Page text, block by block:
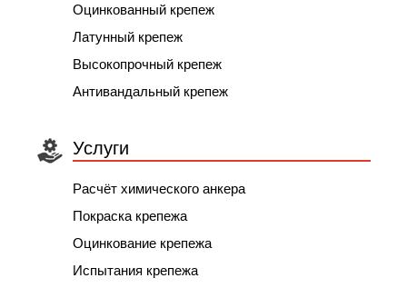
Оцинкованный крепеж
Латунный крепеж
Высокопрочный крепеж
Антивандальный крепеж
Услуги
Расчёт химического анкера
Покраска крепежа
Оцинкование крепежа
Испытания крепежа